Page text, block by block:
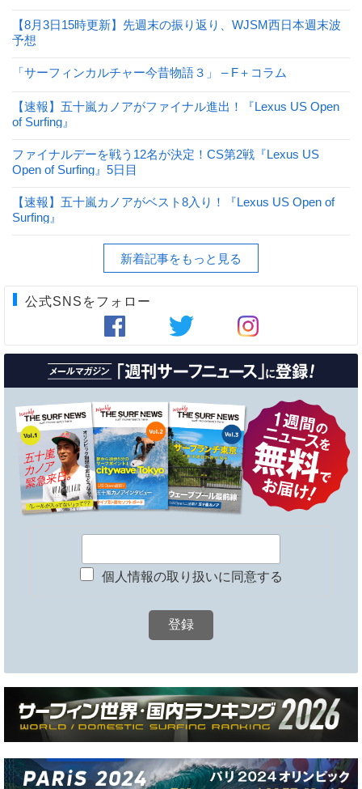
【8月3日15時更新】先週末の振り返り、WJSM西日本週末波
予想
「サーフィンカルチャー今昔物語３」 – F＋コラム
【速報】五十嵐カノアがファイナル進出！『Lexus US Open
of Surfing』
ファイナルデーを戦う12名が決定！CS第2戦『Lexus US
Open of Surfing』5日目
【速報】五十嵐カノアがベスト8入り！『Lexus US Open of
Surfing』
新着記事をもっと見る
公式SNSをフォロー
個人情報の取り扱いに同意する